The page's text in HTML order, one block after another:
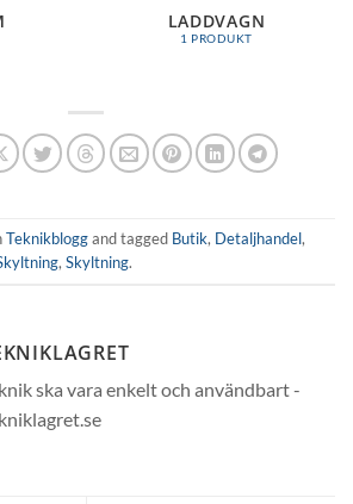
LADDVAGN
1 PRODUKT
Teknikbloggand tagged Butik, Detaljhandel,
, Skyltning.
ska vara enkelt och användbart -